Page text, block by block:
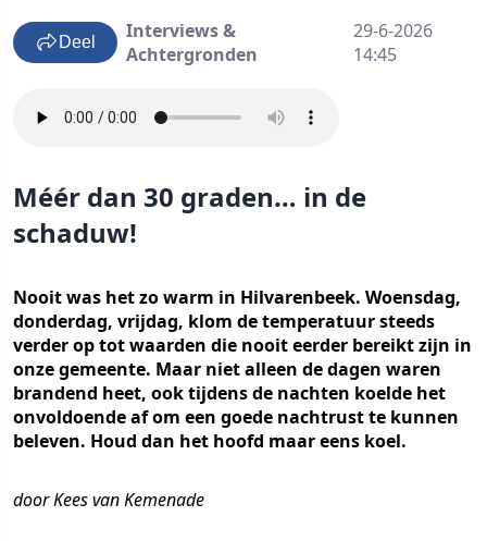
Deel
Interviews &
Achtergronden
29-6-2026
14:45
Méér dan 30 graden… in de
schaduw!
Nooit was het zo warm in Hilvarenbeek. Woensdag,
donderdag, vrijdag, klom de temperatuur steeds
verder op tot waarden die nooit eerder bereikt zijn in
onze gemeente. Maar niet alleen de dagen waren
brandend heet, ook tijdens de nachten koelde het
onvoldoende af om een goede nachtrust te kunnen
beleven. Houd dan het hoofd maar eens koel.
door Kees van Kemenade